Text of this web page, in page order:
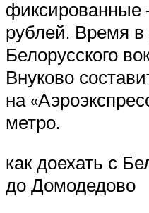
рублей. Время в
Белорусского
Внуково
на
метро.
как доехать с
до Домодедово